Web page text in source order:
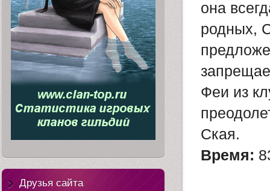
она
родных,
Феи из
Ская.
Время:
Друзья сайта